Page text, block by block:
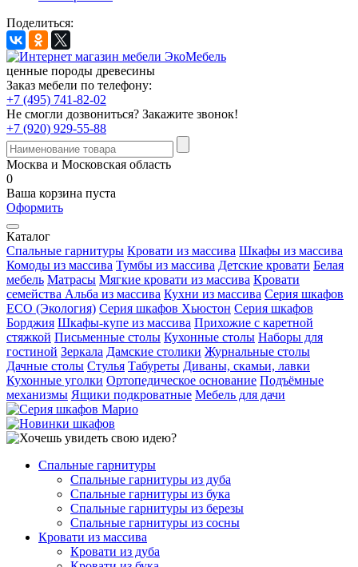
Поделиться:
ценные породы древесины
Заказ мебели по телефону:
+7 (495) 741-82-02
Не смогли дозвониться? Закажите звонок!
+7 (920) 929-55-88
Москва и Московская область
0
Ваша корзина пуста
Оформить
Каталог
Спальные гарнитуры Кровати из массива Шкафы из массива
Комоды из массива Тумбы из массива Детские кровати Белая
мебель Матрасы Мягкие кровати из массива Кровати
семейства Альба из массива Кухни из массива Серия шкафов
ECO (Экология) Серия шкафов Хьюстон Серия шкафов
Борджия Шкафы-купе из массива Прихожие с каретной
стяжкой Письменные столы Кухонные столы Наборы для
гостиной Зеркала Дамские столики Журнальные столы
Дачные столы Стулья Табуреты Диваны, скамьи, лавки
Кухонные уголки Ортопедическое основание Подъёмные
механизмы Ящики подкроватные Мебель для дачи
Спальные гарнитуры
Спальные гарнитуры из дуба
Спальные гарнитуры из бука
Спальные гарнитуры из березы
Спальные гарнитуры из сосны
Кровати из массива
Кровати из дуба